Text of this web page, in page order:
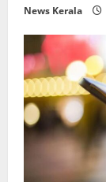
News Kerala